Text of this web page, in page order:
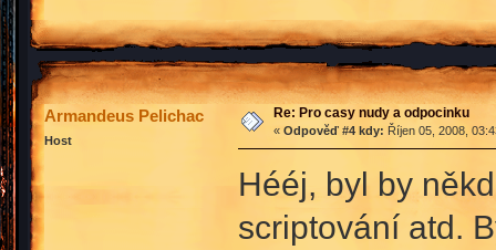
Armandeus Pelichac
Host
Re: Pro casy nudy a odpocinku
« Odpověď #4 kdy: Říjen 05, 2008,
Hééj, byl by
scriptování atd.